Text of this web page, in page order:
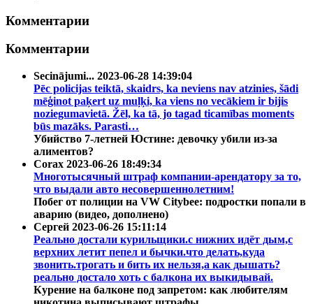
Комментарии
Комментарии
Secinājumi... 2023-06-28 14:39:04
Pēc policijas teiktā, skaidrs, ka neviens nav atzinies, šādi
mēģinot paķert uz muļķi, ka viens no vecākiem ir bijis
noziegumavietā. Žēl, ka tā, jo tagad ticamības moments
būs mazāks. Parasti…
Убийство 7-летней Юстине: девочку убили из-за
алиментов?
Corax 2023-06-26 18:49:34
Многотысячный штраф компании-арендатору за то,
что выдали авто несовершеннолетним!
Побег от полиции на VW Citybee: подростки попали в
аварию (видео, дополнено)
Сергей 2023-06-26 15:11:14
Реально достали курильщики.с нижних идёт дым,с
верхних летит пепел и бычки.что делать,куда
звонить.трогать и бить их нельзя,а как дышать?
реально достало хоть с балкона их выкидывай.
Курение на балконе под запретом: как любителям